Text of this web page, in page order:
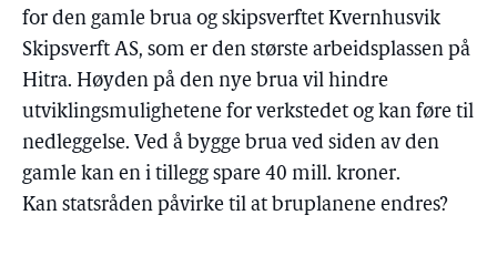
for den gamle brua og skipsverftet Kvernhusvik
Skipsverft AS, som er den største arbeidsplassen på
Hitra. Høyden på den nye brua vil hindre
utviklingsmulighetene for verkstedet og kan føre til
nedleggelse. Ved å bygge brua ved siden av den
gamle kan en i tillegg spare 40 mill. kroner.
Kan statsråden påvirke til at bruplanene endres?